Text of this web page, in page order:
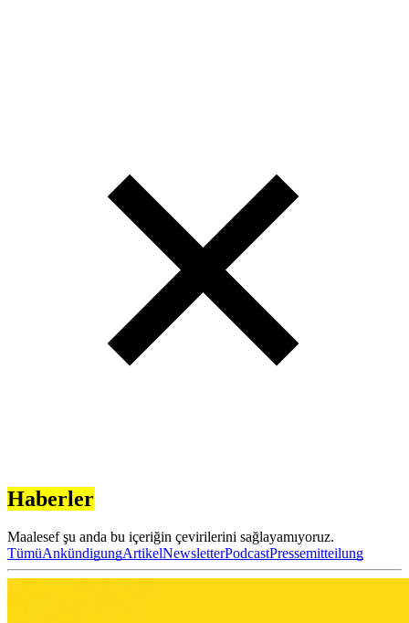
Haberler
Maalesef şu anda bu içeriğin çevirilerini sağlayamıyoruz.
TümüAnkündigungArtikelNewsletterPodcastPressemitteilung